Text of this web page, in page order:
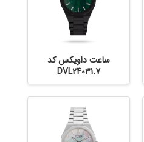
ساعت داویکس کد
DVL24031.7